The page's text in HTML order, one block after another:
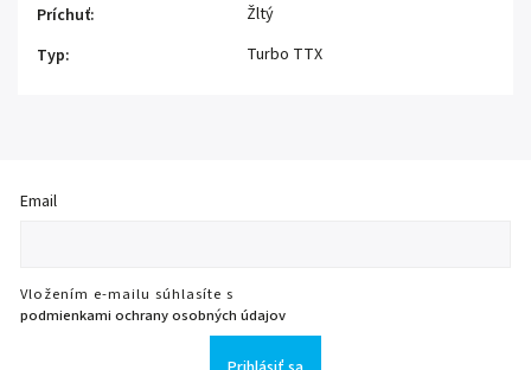
Príchuť:
Žltý
Typ: Turbo TTX
Email
Vložením e-mailu súhlasíte s
podmienkami ochrany osobných údajov